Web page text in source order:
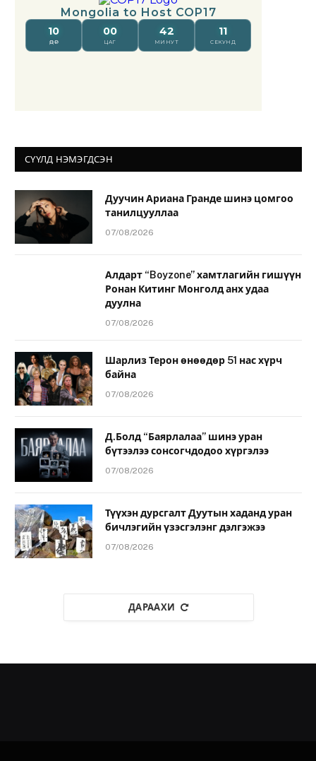
СҮҮЛД НЭМЭГДСЭН
Дуучин Ариана Гранде шинэ цомгоо
танилцууллаа
07/08/2026
Алдарт “Boyzone” хамтлагийн гишүүн
Ронан Китинг Монголд анх удаа
дуулна
07/08/2026
Шарлиз Терон өнөөдөр 51 нас хүрч
байна
07/08/2026
Д.Болд “Баярлалаа” шинэ уран
бүтээлээ сонсогчдодоо хүргэлээ
07/08/2026
Түүхэн дурсгалт Дуутын хаданд уран
бичлэгийн үзэсгэлэнг дэлгэжээ
07/08/2026
ДАРААХИ